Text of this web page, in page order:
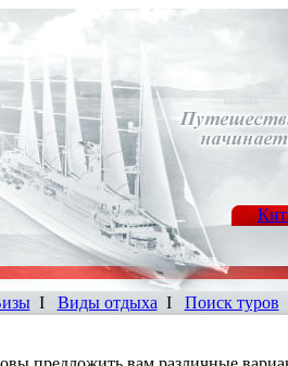
I Виды отдыха I Поиск туров